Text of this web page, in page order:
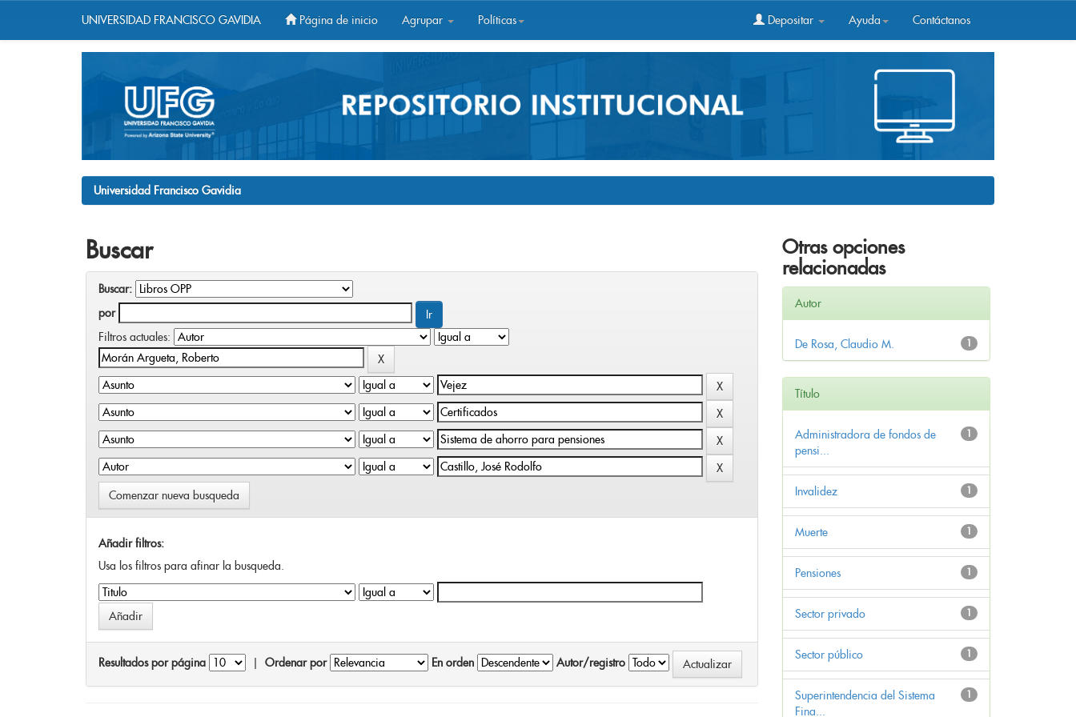
UNIVERSIDAD FRANCISCO GAVIDIA Página de inicio Agrupar Políticas Depositar Ayuda Contáctanos
Universidad Francisco Gavidia
Buscar
Buscar:
por
Filtros actuales:
Comenzar nueva busqueda
Añadir filtros:
Usa los filtros para afinar la busqueda.
Resultados por página Ordenar por En orden Autor/registro
Otras opciones
relacionadas
Autor
1
De Rosa, Claudio M.
Título
1
Administradora de fondos de
pensi...
1
Invalidez
1
Muerte
1
Pensiones
1
Sector privado
1
Sector público
1
Superintendencia del Sistema
Fina...